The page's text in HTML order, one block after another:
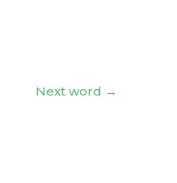
Next word →